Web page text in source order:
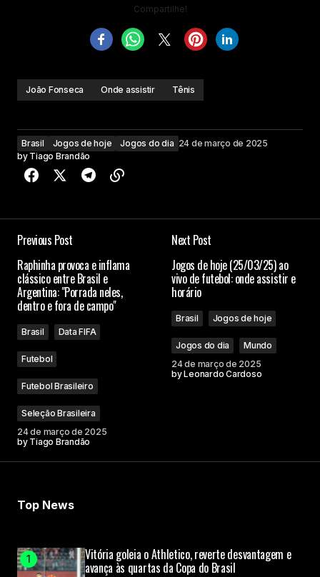
Compartilhe!
João Fonseca Onde assistir Tênis
Brasil Jogos de hoje Jogos do dia 24 de março de 2025
by Tiago Brandão
Previous Post
Raphinha provoca e inflama
clássico entre Brasil e
Argentina: "Porrada neles,
dentro e fora de campo"
Brasil Data FIFA
Futebol
Futebol Brasileiro
Seleção Brasileira
24 de março de 2025
by Tiago Brandão
Next Post
Jogos de hoje (25/03/25) ao
vivo de futebol: onde assistir e
horário
Brasil Jogos de hoje
Jogos do dia
Mundo
24 de março de 2025
byLeonardo Cardoso
Top News
Vitória goleia o Athletico, reverte desvantagem e
avança às quartas da Copa do Brasil